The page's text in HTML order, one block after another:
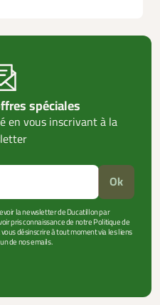
spéciales
en vous inscrivant à la
Ok
la newsletter de Ducatillon par
pris connaissance de notre Politique de
désinscrire à tout moment via les liens
de nos emails.